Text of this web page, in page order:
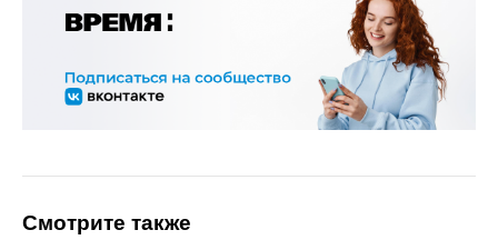
Смотрите также